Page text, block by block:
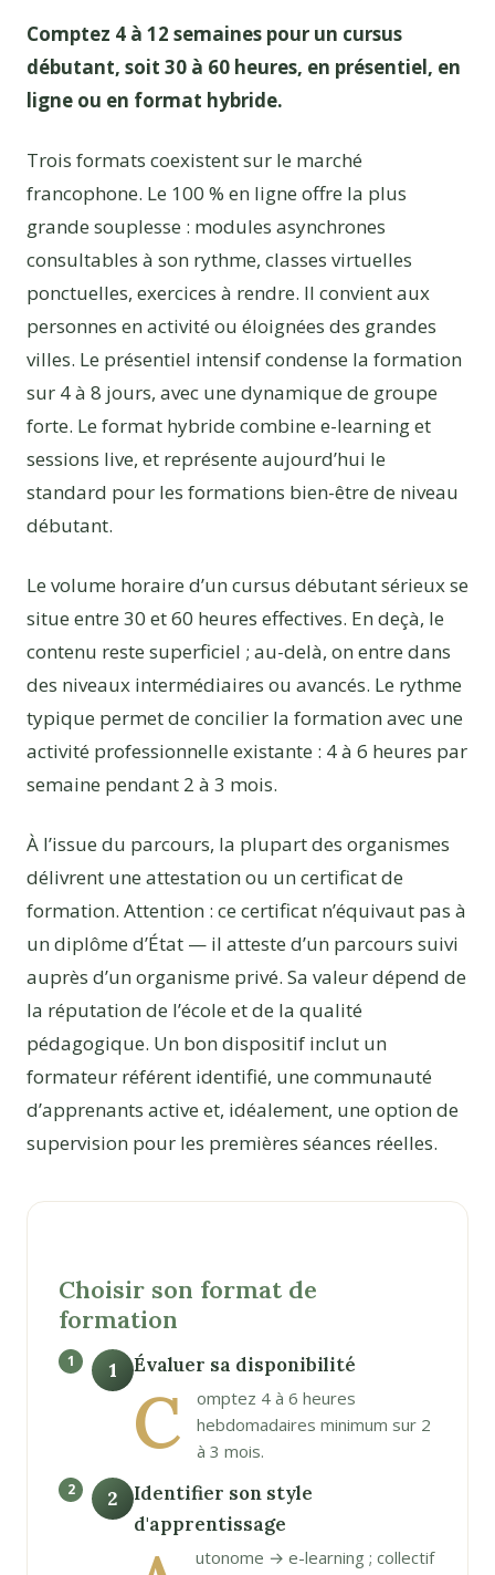
Comptez 4 à 12 semaines pour un cursus
débutant, soit 30 à 60 heures, en présentiel, en
ligne ou en format hybride.
Trois formats coexistent sur le marché
francophone. Le 100 % en ligne offre la plus
grande souplesse : modules asynchrones
consultables à son rythme, classes virtuelles
ponctuelles, exercices à rendre. Il convient aux
personnes en activité ou éloignées des grandes
villes. Le présentiel intensif condense la formation
sur 4 à 8 jours, avec une dynamique de groupe
forte. Le format hybride combine e-learning et
sessions live, et représente aujourd’hui le
standard pour les formations bien-être de niveau
débutant.
Le volume horaire d’un cursus débutant sérieux se
situe entre 30 et 60 heures effectives. En deçà, le
contenu reste superficiel ; au-delà, on entre dans
des niveaux intermédiaires ou avancés. Le rythme
typique permet de concilier la formation avec une
activité professionnelle existante : 4 à 6 heures par
semaine pendant 2 à 3 mois.
À l’issue du parcours, la plupart des organismes
délivrent une attestation ou un certificat de
formation. Attention : ce certificat n’équivaut pas à
un diplôme d’État — il atteste d’un parcours suivi
auprès d’un organisme privé. Sa valeur dépend de
la réputation de l’école et de la qualité
pédagogique. Un bon dispositif inclut un
formateur référent identifié, une communauté
d’apprenants active et, idéalement, une option de
supervision pour les premières séances réelles.
Choisir son format de
formation
1 Évaluer sa disponibilité
C
omptez 4 à 6 heures
hebdomadaires minimum sur 2
à 3 mois.
2
Identifier son style
d'apprentissage
utonome → e-learning ; collectif